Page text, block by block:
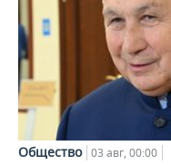
Общество 03 авг, 00:00